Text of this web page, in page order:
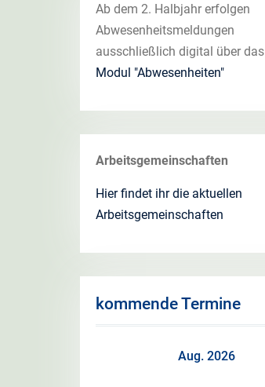
Ab dem 2. Halbjahr erfolgen
Abwesenheitsmeldungen
ausschließlich digital über das
Modul "Abwesenheiten"
Arbeitsgemeinschaften
Hier findet ihr die aktuellen
Arbeitsgemeinschaften
kommende Termine
Aug. 2026